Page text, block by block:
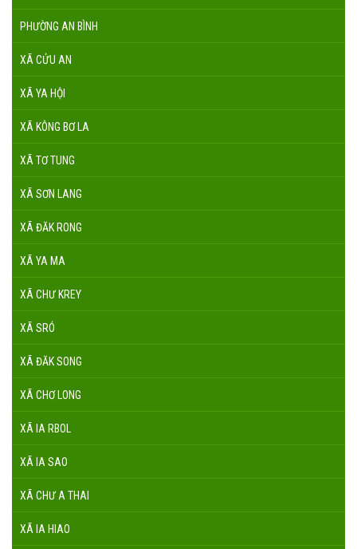
PHƯỜNG AN BÌNH
XÃ CỬU AN
XÃ YA HỘI
XÃ KÔNG BƠ LA
XÃ TƠ TUNG
XÃ SƠN LANG
XÃ ĐĂK RONG
XÃ YA MA
XÃ CHƯ KREY
XÃ SRÓ
XÃ ĐĂK SONG
XÃ CHƠ LONG
XÃ IA RBOL
XÃ IA SAO
XÃ CHƯ A THAI
XÃ IA HIAO